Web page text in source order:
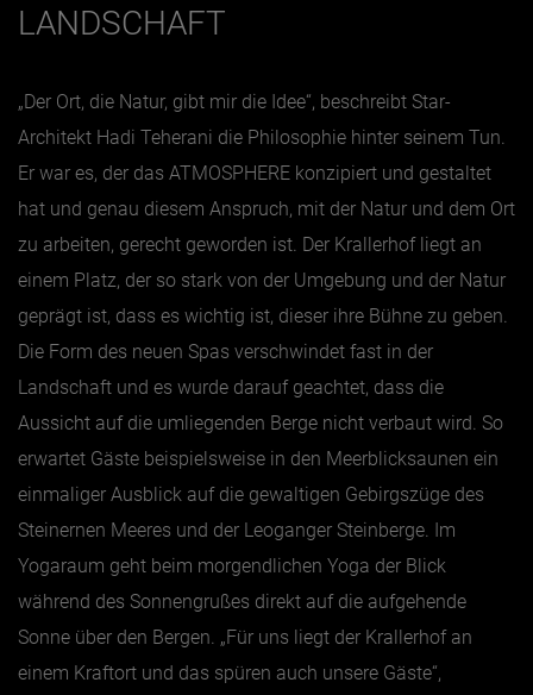
LANDSCHAFT
„Der Ort, die Natur, gibt mir die Idee“, beschreibt Star-
Architekt Hadi Teherani die Philosophie hinter seinem Tun.
Er war es, der das ATMOSPHERE konzipiert und gestaltet
hat und genau diesem Anspruch, mit der Natur und dem Ort
zu arbeiten, gerecht geworden ist. Der Krallerhof liegt an
einem Platz, der so stark von der Umgebung und der Natur
geprägt ist, dass es wichtig ist, dieser ihre Bühne zu geben.
Die Form des neuen Spas verschwindet fast in der
Landschaft und es wurde darauf geachtet, dass die
Aussicht auf die umliegenden Berge nicht verbaut wird. So
erwartet Gäste beispielsweise in den Meerblicksaunen ein
einmaliger Ausblick auf die gewaltigen Gebirgszüge des
Steinernen Meeres und der Leoganger Steinberge. Im
Yogaraum geht beim morgendlichen Yoga der Blick
während des Sonnengrußes direkt auf die aufgehende
Sonne über den Bergen. „Für uns liegt der Krallerhof an
einem Kraftort und das spüren auch unsere Gäste“,